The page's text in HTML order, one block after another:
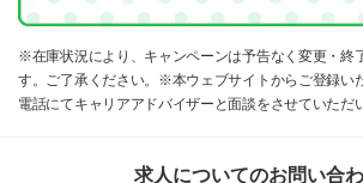
※在庫状況により、キャンペーンは予告なく変更・終
す。ご了承ください。※本ウェブサイトからご登録い
電話にてキャリアアドバイザーと面談をさせていただ
求人についてのお問い合